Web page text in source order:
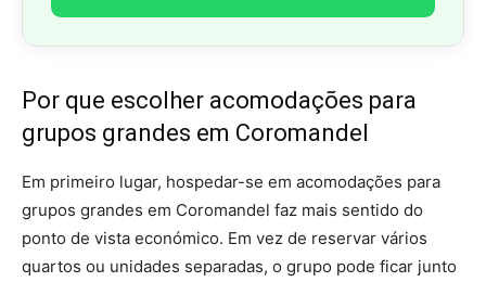
Por que escolher acomodações para
grupos grandes em Coromandel
Em primeiro lugar, hospedar-se em acomodações para
grupos grandes em Coromandel faz mais sentido do
ponto de vista económico. Em vez de reservar vários
quartos ou unidades separadas, o grupo pode ficar junto